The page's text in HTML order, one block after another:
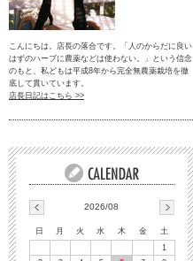
こんにちは。店長の落合です。「人のからだに良い
はずのハーブに農薬などは使わない。」という信念
のもと、私どもは平成8年から完全無農薬栽培を徹
底して貫いています。
店長日記はこちら >>
2026/08
日 月 火 水 木 金
土
1